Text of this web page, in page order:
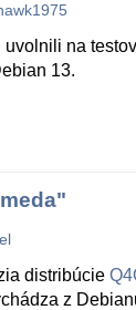
na
13.
distribúcie
z